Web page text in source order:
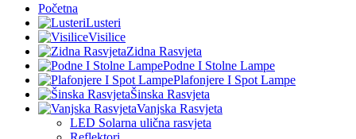
Početna
Lusteri
Visilice
Zidna Rasvjeta
Podne I Stolne Lampe
Plafonjere I Spot Lampe
Šinska Rasvjeta
Vanjska Rasvjeta
LED Solarna ulična rasvjeta